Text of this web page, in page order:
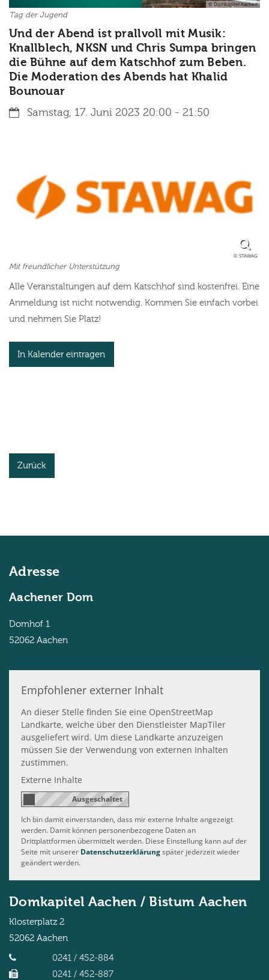
© Domkapitel Aachen
Tag der Jugend
Und der Abend ist prallvoll mit Musik:
Knallblech, NKSN und Chris Sumpa bringen
die Bühne auf dem Katschhof zum Beben.
Die Moderation des Abends hat Khalid
Bounouar
Datum:Samstag, 17. Juni 2023 20:00 - 21:50
© STAWAG
Mit freundlicher Unterstützung
Alle Veranstaltungen auf dem Katschhof sind kostenfrei. Eine
Anmeldung ist nicht notwendig. Kommen Sie einfach vorbei
und nehmen Sie Platz!
In Kalender eintragen
Zurück
Adresse
Aachener Dom
Domhof 1
52062 Aachen
Empfohlener externer Inhalt
An dieser Stelle finden Sie eine OpenStreetMap
Landkarte, welche über den Dienstleister MapTiler
ausgeliefert wird. Um diese Landkarte anzuzeigen
müssen Sie der Verwendung von externen Inhalten
zustimmen.
Externe Inhalte
Ich bin damit einverstanden, dass mir externe Inhalte angezeigt
werden. Damit können personenbezogene Daten an
Drittplattformen übermittelt werden. Diese Einstellung kann auf der
Seite mit unserer Datenschutzerklärungspäter jederzeit wieder
geändert werden.
Domkapitel Aachen / Bistum Aachen
Klosterplatz 2
52062 Aachen
0241 / 452-884
0241 / 452-887